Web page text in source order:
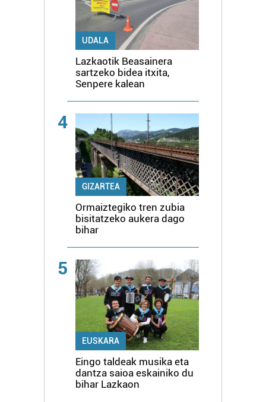
UDALA
Lazkaotik Beasainera
sartzeko bidea itxita,
Senpere kalean
4
GIZARTEA
Ormaiztegiko tren zubia
bisitatzeko aukera dago
bihar
5
EUSKARA
Eingo taldeak musika eta
dantza saioa eskainiko du
bihar Lazkaon